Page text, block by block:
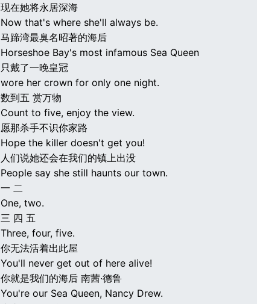
现在她将永居深海
Now that's where she'll always be.
马蹄湾最臭名昭著的海后
Horseshoe Bay's most infamous Sea Queen
只戴了一晚皇冠
wore her crown for only one night.
数到五 赏万物
Count to five, enjoy the view.
愿那杀手不识你家路
Hope the killer doesn't get you!
人们说她还会在我们的镇上出没
People say she still haunts our town.
一 二
One, two.
三 四 五
Three, four, five.
你无法活着出此屋
You'll never get out of here alive!
你就是我们的海后 南茜·德鲁
You're our Sea Queen, Nancy Drew.